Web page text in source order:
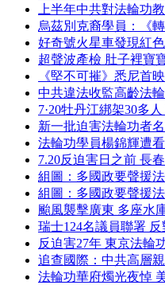
上半年中共對法輪功
烏茲別克裔學員：《
好奇號火星車發現紅
超聲波產檢 肚子裡寶
《堅不可摧》悉尼首
中共違法收監高齡法
7·20牡丹江綁架30多
新一批迫害法輪功者
法輪功學員楊錦輝遭
7.20反迫害日之前 長
組圖：多國政要聲援
組圖：多國政要聲援
颱風襲擊廣東 多座水
瑞士124名議員聯署
反迫害27年 東京法輪
追查國際：中共高層
法輪功華府燭光夜悼